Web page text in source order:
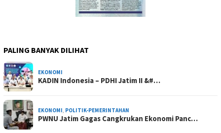
PALING BANYAK DILIHAT
EKONOMI
KADIN Indonesia – PDHI Jatim II &#…
EKONOMI, POLITIK-PEMERINTAHAN
PWNU Jatim Gagas Cangkrukan Ekonomi Panc…